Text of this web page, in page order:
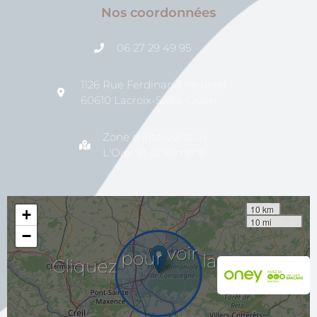
Nos coordonnées
06 27 29 49 95
1126 Rue Ferdinand Meunier
60610 Lacroix-Saint-Ouen
Zone d'intervention
L'Oise et la Somme
Cliquez pour voir la carte
+
−
10 km
10 mi